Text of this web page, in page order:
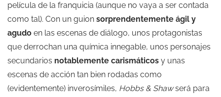
película de la franquicia (aunque no vaya a ser contada
como tal). Con un guion sorprendentemente ágil y
agudo en las escenas de diálogo, unos protagonistas
que derrochan una química innegable, unos personajes
secundarios notablemente carismáticos y unas
escenas de acción tan bien rodadas como
(evidentemente) inverosímiles, Hobbs & Shawserá para